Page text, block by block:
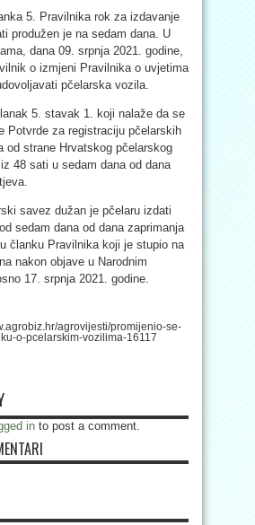
5. Pravilnika rok za izdavanje
produžen je na sedam dana. U
dana 09. srpnja 2021. godine,
o izmjeni Pravilnika o uvjetima
pčelarska vozila.
5. stavak 1. koji nalaže da se
Potvrde za registraciju pčelarskih
od strane Hrvatskog pčelarskog
48 sati u sedam dana od dana
savez dužan je pčelaru izdati
sedam dana od dana zaprimanja
članku Pravilnika koji je stupio na
nakon objave u Narodnim
17. srpnja 2021. godine.
agrovijesti/promijenio-se-
o-pcelarskim-vozilima-16117
in to post a comment.